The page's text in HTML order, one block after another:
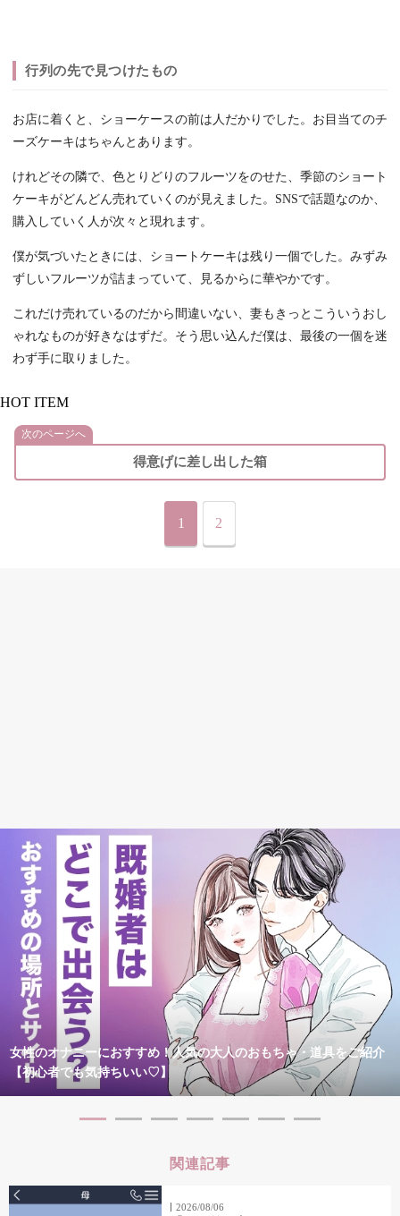
行列の先で見つけたもの
お店に着くと、ショーケースの前は人だかりでした。お目当てのチ
ーズケーキはちゃんとあります。
けれどその隣で、色とりどりのフルーツをのせた、季節のショート
ケーキがどんどん売れていくのが見えました。SNSで話題なのか、
購入していく人が次々と現れます。
僕が気づいたときには、ショートケーキは残り一個でした。みずみ
ずしいフルーツが詰まっていて、見るからに華やかです。
これだけ売れているのだから間違いない、妻もきっとこういうおし
ゃれなものが好きなはずだ。そう思い込んだ僕は、最後の一個を迷
わず手に取りました。
HOT ITEM
次のページへ
得意げに差し出した箱
1 2
女性のオナニーにおすすめ！人気の大人のおもちゃ・道具をご紹介
【初心者でも気持ちいい♡】
関連記事
2026/08/06